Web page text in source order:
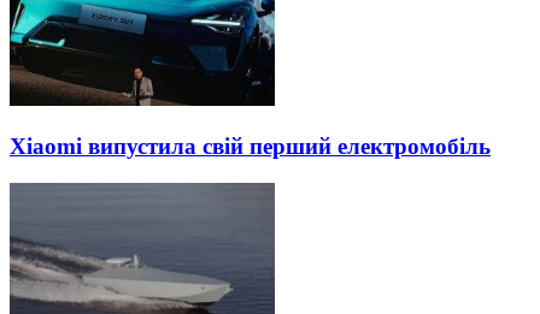
Xiaomi випустила свій перший електромобіль